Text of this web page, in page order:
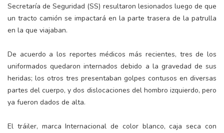
Secretaría de Seguridad (SS) resultaron lesionados luego de que
un tracto camión se impactará en la parte trasera de la patrulla
en la que viajaban.
De acuerdo a los reportes médicos más recientes, tres de los
uniformados quedaron internados debido a la gravedad de sus
heridas; los otros tres presentaban golpes contusos en diversas
partes del cuerpo, y dos dislocaciones del hombro izquierdo, pero
ya fueron dados de alta.
El tráiler, marca Internacional de color blanco, caja seca con